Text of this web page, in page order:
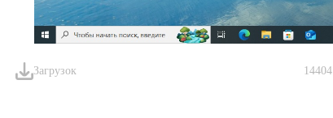
Загрузок 14404